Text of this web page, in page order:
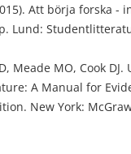
Att börja forska -
Lund:
Meade MO, Cook DJ.
A Manual for
New York: